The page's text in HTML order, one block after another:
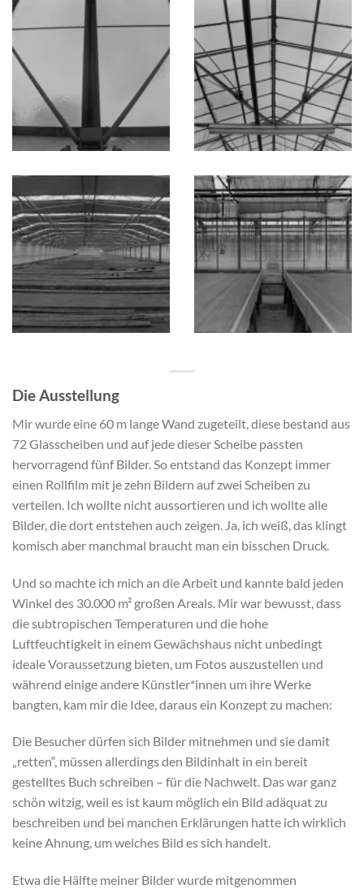
Die Ausstellung
Mir wurde eine 60 m lange Wand zugeteilt, diese bestand aus
72 Glasscheiben und auf jede dieser Scheibe passten
hervorragend fünf Bilder. So entstand das Konzept immer
einen Rollfilm mit je zehn Bildern auf zwei Scheiben zu
verteilen. Ich wollte nicht aussortieren und ich wollte alle
Bilder, die dort entstehen auch zeigen. Ja, ich weiß, das klingt
komisch aber manchmal braucht man ein bisschen Druck.
Und so machte ich mich an die Arbeit und kannte bald jeden
Winkel des 30.000 m² großen Areals. Mir war bewusst, dass
die subtropischen Temperaturen und die hohe
Luftfeuchtigkeit in einem Gewächshaus nicht unbedingt
ideale Voraussetzung bieten, um Fotos auszustellen und
während einige andere Künstler*innen um ihre Werke
bangten, kam mir die Idee, daraus ein Konzept zu machen:
Die Besucher dürfen sich Bilder mitnehmen und sie damit
„retten“, müssen allerdings den Bildinhalt in ein bereit
gestelltes Buch schreiben – für die Nachwelt. Das war ganz
schön witzig, weil es ist kaum möglich ein Bild adäquat zu
beschreiben und bei manchen Erklärungen hatte ich wirklich
keine Ahnung, um welches Bild es sich handelt.
Etwa die Hälfte meiner Bilder wurde mitgenommen